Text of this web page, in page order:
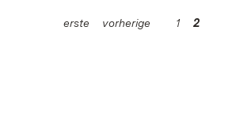
erste vorherige 1 2